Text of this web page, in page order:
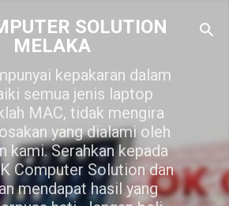
to main content
SOLUTION
MELAKA
kepakaran dalam
semua jenis laptop
MAC, tidak mengira
yang dialami oleh
kami. Serahkan kepada
Computer Solution dan
mendapat hasil yang